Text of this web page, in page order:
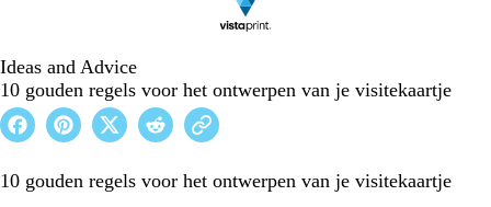
Ideas and Advice
10 gouden regels voor het ontwerpen van je visitekaartje
10 gouden regels voor het ontwerpen van je visitekaartje